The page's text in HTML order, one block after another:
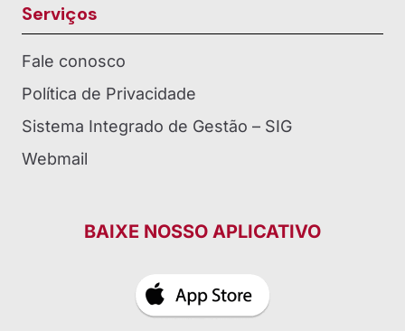
Serviços
Fale conosco
Política de Privacidade
Sistema Integrado de Gestão – SIG
Webmail
BAIXE NOSSO APLICATIVO